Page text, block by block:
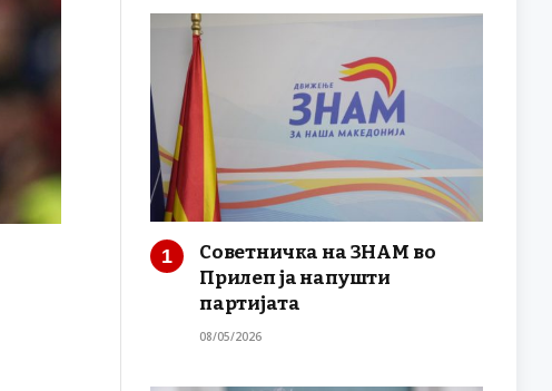
Советничка на ЗНАМ во
Прилеп ја напушти
партијата
08/05/2026